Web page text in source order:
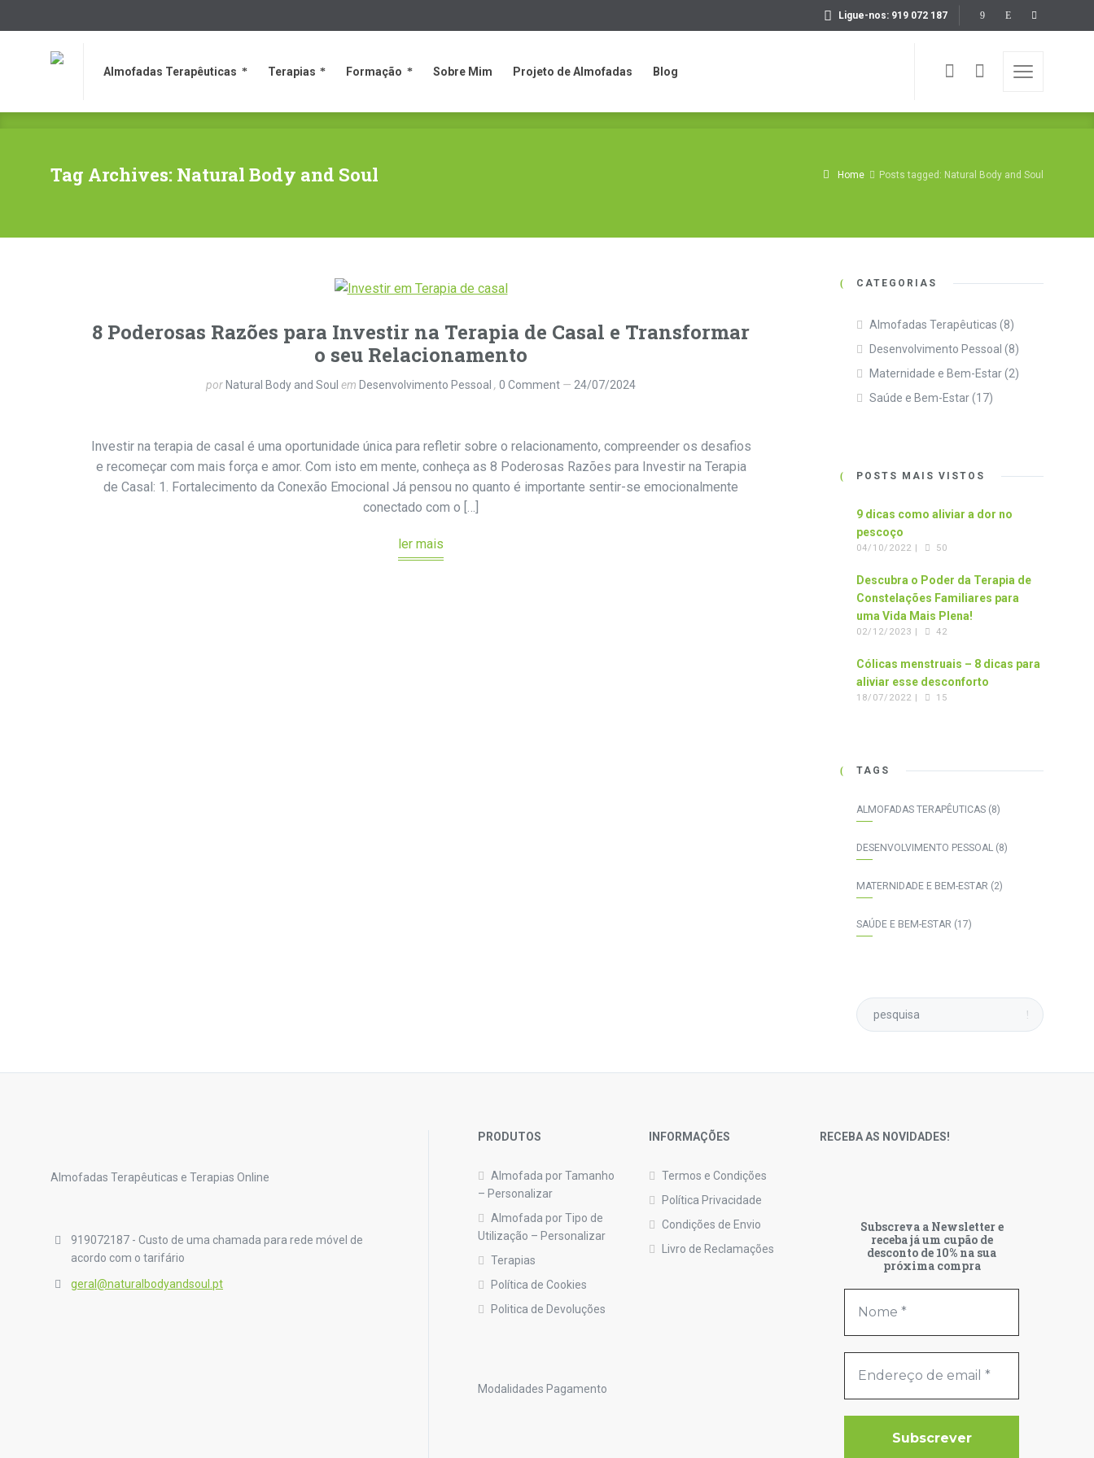
Ligue-nos: 919 072 187
Almofadas Terapêuticas Terapias Formação Sobre Mim Projeto de Almofadas Blog
Tag Archives: Natural Body and Soul Home Posts tagged: Natural Body and Soul
8 Poderosas Razões para Investir na Terapia de Casal e Transformar
o seu Relacionamento
por Natural Body and Soul em Desenvolvimento Pessoal 0 Comment 24/07/2024
Investir na terapia de casal é uma oportunidade única para refletir sobre o relacionamento, compreender os desafios
e recomeçar com mais força e amor. Com isto em mente, conheça as 8 Poderosas Razões para Investir na Terapia
de Casal: 1. Fortalecimento da Conexão Emocional Já pensou no quanto é importante sentir-se emocionalmente
conectado com o […]
ler mais
CATEGORIAS
Almofadas Terapêuticas (8)
Desenvolvimento Pessoal (8)
Maternidade e Bem-Estar(2)
Saúde e Bem-Estar(17)
POSTS MAIS VISTOS
9 dicas como aliviar a dor no
pescoço
04/10/2022 | 50
Descubra o Poder da Terapia de
Constelações Familiares para
uma Vida Mais Plena!
02/12/2023 | 42
Cólicas menstruais – 8 dicas para
aliviar esse desconforto
18/07/2022 | 15
TAGS
ALMOFADAS TERAPÊUTICAS (8)
DESENVOLVIMENTO PESSOAL (8)
MATERNIDADE E BEM-ESTAR (2)
SAÚDE E BEM-ESTAR (17)
Almofadas Terapêuticas e Terapias Online
919072187 - Custo de uma chamada para rede móvel de
acordo com o tarifário
geral@naturalbodyandsoul.pt
PRODUTOS
Almofada por Tamanho
– Personalizar
Almofada por Tipo de
Utilização – Personalizar
Terapias
Política de Cookies
Politica de Devoluções
Modalidades Pagamento
INFORMAÇÕES
Termos e Condições
Política Privacidade
Condições de Envio
Livro de Reclamações
RECEBA AS NOVIDADES!
Subscreva a Newsletter e
receba já um cupão de
desconto de 10% na sua
próxima compra